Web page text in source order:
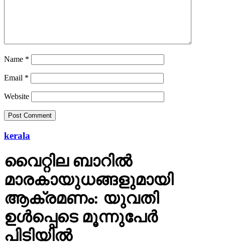
Name *
Email *
Website
kerala
വൈറ്റില ബാറില്‍
മാരകായുധങ്ങളുമായി
ആക്രമണം: യുവതി
ഉള്‍പ്പെടെ മൂന്നുപേര്‍
പിടിയില്‍